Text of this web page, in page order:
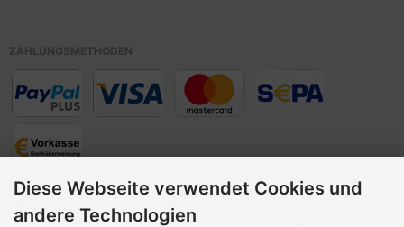
ZAHLUNGSMETHODEN
Vorkasse,
Diese Webseite verwendet Cookies und
andere Technologien